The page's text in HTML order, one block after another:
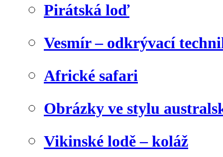
Pirátská loď
Vesmír – odkrývací
Africké safari
Obrázky ve stylu
Vikinské lodě – koláž